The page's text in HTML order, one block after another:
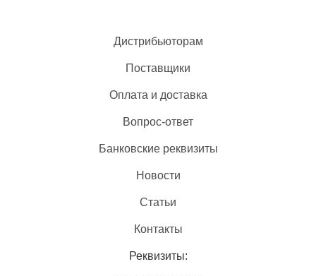
Дистрибьюторам
Поставщики
Оплата и доставка
Вопрос-ответ
Банковские реквизиты
Новости
Статьи
Контакты
Реквизиты: